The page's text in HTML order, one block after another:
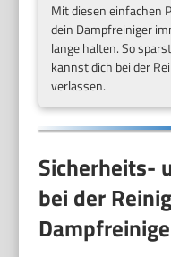
Mit diesen einfachen
dein Dampfreiniger
lange halten. So
kannst dich bei der
verlassen.
Sicherheits-
bei der